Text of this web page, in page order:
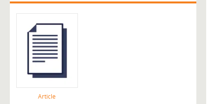
Article